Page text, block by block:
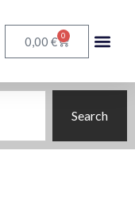
0,00 € 0
Search